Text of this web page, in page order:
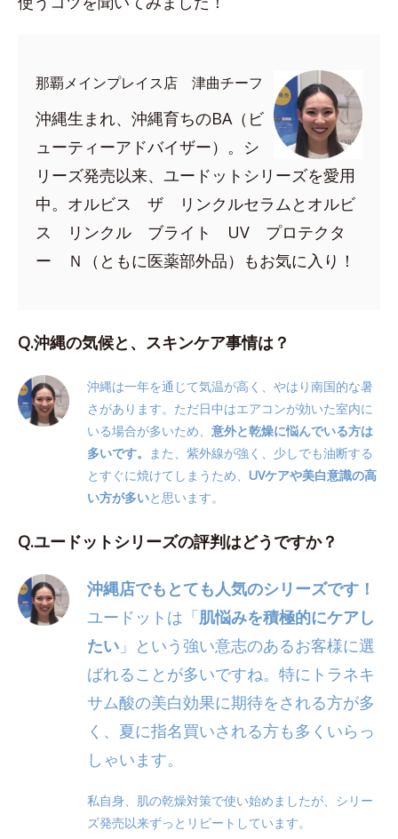
那覇メインプレイス店 津曲チーフ
沖縄生まれ、沖縄育ちのBA（ビ
ューティーアドバイザー）。シ
リーズ発売以来、ユードットシリーズを愛用
中。オルビス ザ リンクルセラムとオルビ
ス リンクル ブライト UV プロテクタ
ー Ｎ（ともに医薬部外品）もお気に入り！
Q.沖縄の気候と、スキンケア事情は？
沖縄は一年を通じて気温が高く、やはり南国的な暑
さがあります。ただ日中はエアコンが効いた室内に
いる場合が多いため、意外と乾燥に悩んでいる方は
多いです。
また、紫外線が強く、少しでも油断する
とすぐに焼けてしまうため、UVケアや美白意識の高
い方が多いと思います。
Q.ユードットシリーズの評判はどうですか？
沖縄店でもとても人気のシリーズです！
ユードットは「肌悩みを積極的にケアし
たい 」という強い意志のあるお客様に選
ばれることが多いですね。特にトラネキ
サム酸の美白効果に期待をされる方が多
く、夏に指名買いされる方も多くいらっ
しゃいます。
私自身、肌の乾燥対策で使い始めましたが、シリー
ズ発売以来ずっとリピートしています。